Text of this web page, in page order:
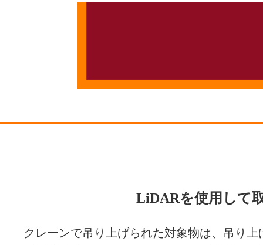
LiDARを使用して
クレーンで吊り上げられた対象物は、吊り